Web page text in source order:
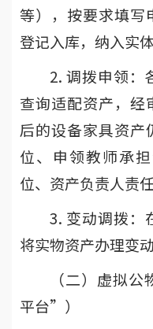
等），按要求填写
登记入库，纳入实
2. 调拨申领：
查询适配资产，经
后的设备家具资产
位、申领教师承
位、资产负责人责任
3. 变动调拨
将实物资产办理变
（二）虚拟
平台”）